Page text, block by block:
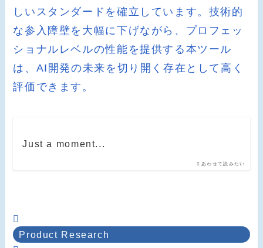
しいスタンダードを確立しています。技術的
な参入障壁を大幅に下げながら、プロフェッ
ショナルレベルの性能を提供する本ツール
は、AI開発の未来を切り開く存在として高く
評価できます。
あわせて読みたい
Just a moment...
Product Research